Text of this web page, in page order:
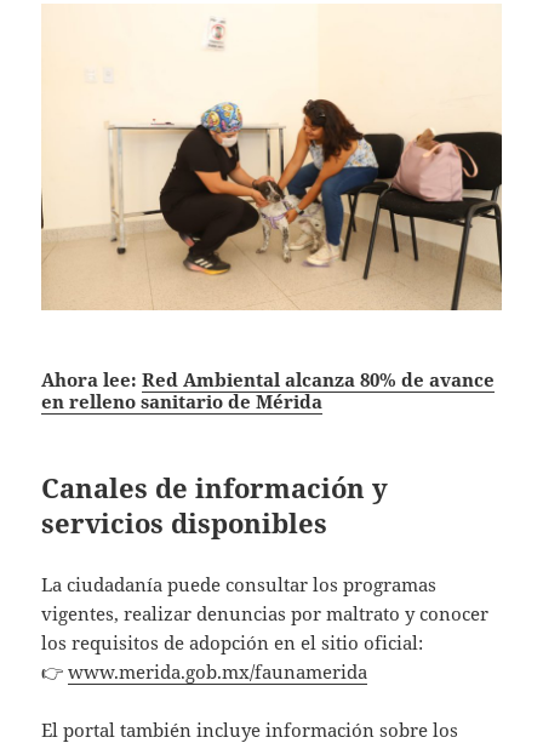
Ahora lee:Red Ambiental alcanza 80% de avance
en relleno sanitario de Mérida
Canales de información y
servicios disponibles
La ciudadanía puede consultar los programas
vigentes, realizar denuncias por maltrato y conocer
los requisitos de adopción en el sitio oficial:
👉www.merida.gob.mx/faunamerida
El portal también incluye información sobre los